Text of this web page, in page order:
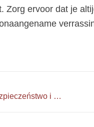
Zorg ervoor dat je
Jak Welle Casino Dba o Bezpieczeństwo i Ochronę Danych?